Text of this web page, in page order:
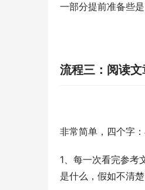
一部分提前准备些
流程三：阅读
非常简单，四个字：
1、每一次看完参
是什么，假如不清